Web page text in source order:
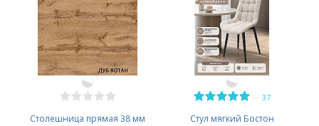
Столешница прямая 38 мм
37
Стул мягкий Бостон